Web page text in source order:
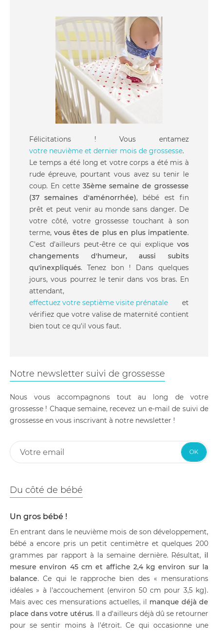
Félicitations ! Vous entamez
votre neuvième et dernier mois de grossesse.
Le temps a été long et votre corps a été mis à
rude épreuve, pourtant vous avez su tenir le
coup. En cette 35ème semaine de grossesse
(37 semaines d'aménorrhée), bébé est fin
prêt et peut venir au monde sans danger. De
votre côté, votre grossesse touchant à son
terme,vous êtes de plus en plus impatiente.
C'est d'ailleurs peut-être ce qui explique vos
changements d'humeur, aussi subits
qu'inexpliqués. Tenez bon ! Dans quelques
jours, vous pourrez le tenir dans vos bras. En
attendant,
effectuez votre septième visite prénatale et
vérifiez que votre valise de maternité contient
bien tout ce qu'il vous faut.
Notre newsletter suivi de grossesse
Nous vous accompagnons tout au long de votre
grossesse ! Chaque semaine, recevez un e-mail de suivi de
grossesse en vous inscrivant à notre newsletter !
OK
Du côté de bébé
Un gros bébé !
En entrant dans le neuvième mois de son développement,
bébé a encore pris un petit centimètre et quelques 200
grammes par rapport à la semaine dernière. Résultat, il
mesure environ 45 cm et affiche 2,4 kg environ sur la
balance. Ce qui le rapproche bien des « mensurations
idéales » à l'accouchement (environ 50 cm pour 3,5 kg).
Mais avec ces mensurations actuelles, il manque déjà de
place dans votre utérus. Il a d'ailleurs déjà dû se retourner
pour se sentir moins à l'étroit. Ce qui occasionne une